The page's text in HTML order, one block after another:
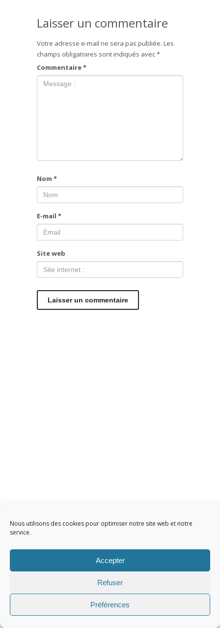
Nous utilisons des cookies pour optimiser notre site web et notre
service.
Accepter
Refuser
Préférences
Laisser un commentaire
Votre adresse e-mail ne sera pas publiée. Les
champs obligatoires sont indiqués avec*
Commentaire*
Nom *
E-mail *
Site web